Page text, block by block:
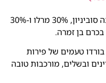
יין אדום בלנד ממסך של 40% קברנה סוביניון, 30% מרלו ו-30%
בן זמרה.
בורדו טעמים של פירות
ובשלים, מורכבות טובה